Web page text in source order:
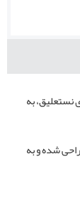
نستعلیق، به
شده و به